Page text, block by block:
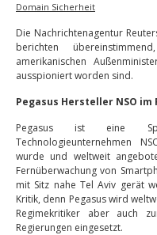
Domain Sicherheit
Die Nachrichtenagentur
berichten
amerikanischen
ausspioniert worden sind.
Pegasus Hersteller NSO im
Pegasus ist eine
Technologieunternehmen
wurde und weltweit
Fernüberwachung von
mit Sitz nahe Tel Aviv gerät
Kritik, denn Pegasus wird
Regimekritiker aber auch
Regierungen eingesetzt.